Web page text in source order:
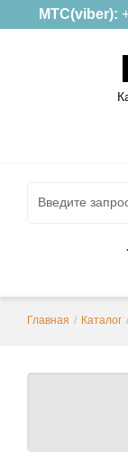
МТС(viber):
Главная / Каталог /